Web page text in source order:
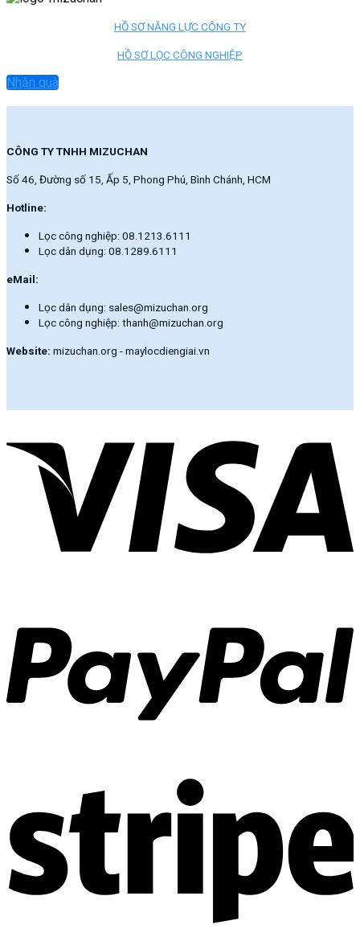
HỒ SƠ NĂNG LỰC CÔNG TY
HỒ SƠ LỌC CÔNG NGHIỆP
Nhận quà
CÔNG TY TNHH MIZUCHAN
Số 46, Đường số 15, Ấp 5, Phong Phú, Bình Chánh, HCM
Hotline:
Lọc công nghiệp: 08.1213.6111
Lọc dân dụng: 08.1289.6111
eMail:
Lọc dân dụng: sales@mizuchan.org
Lọc công nghiệp: thanh@mizuchan.org
Website: mizuchan.org - maylocdiengiai.vn